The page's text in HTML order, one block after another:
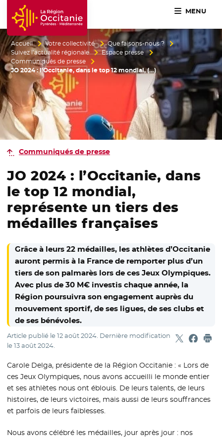
Accueil Région Occitanie / Pyrénées-Méditerranée
MENU
Accueil Votre collectivité
Que faisons-nous ?
Suivez l’actualité régionale
Espace presse
Communiqués de presse
JO 2024 : l’Occitanie, dans le top 12 mondial, (…)
Communiqués de presse
JO 2024 : l’Occitanie, dans
le top 12 mondial,
représente un tiers des
médailles françaises
Grâce à leurs 22 médailles, les athlètes d’Occitanie
auront permis à la France de remporter plus d’un
tiers de son palmarès lors de ces Jeux Olympiques.
Avec plus de 30 M€ investis chaque année, la
Région poursuivra son engagement auprès du
mouvement sportif, de ses ligues, de ses clubs et
de ses bénévoles.
Article publié le12 août 2024. Dernière modification
le13 août 2024. Partager
- Nouvelle
-
Carole Delga, présidente de la Région Occitanie : « Lors de
ces Jeux Olympiques, nous avons accueilli le monde entier
et ses athlètes nous ont éblouis. De leurs talents, de leurs
histoires, de leurs victoires, mais aussi de leurs souffrances
et parfois de leurs faiblesses.
Nous avons célébré les médailles, jour après jour : nos